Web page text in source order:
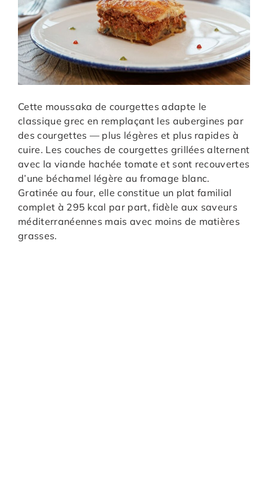
Cette moussaka de courgettes adapte le
classique grec en remplaçant les aubergines par
des courgettes — plus légères et plus rapides à
cuire. Les couches de courgettes grillées alternent
avec la viande hachée tomate et sont recouvertes
d’une béchamel légère au fromage blanc.
Gratinée au four, elle constitue un plat familial
complet à 295 kcal par part, fidèle aux saveurs
méditerranéennes mais avec moins de matières
grasses.